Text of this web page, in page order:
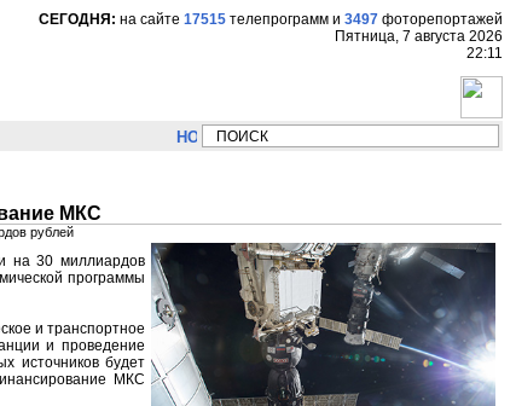
СЕГОДНЯ: на сайте 17515 телепрограмм и 3497 фоторепортажей
Пятница, 7 августа 2026
22:11
НОВОСТИ: Сергей Цыпляев "Мир как никогда
МКС
рублей
на 30 миллиардов
программы
и транспортное
и проведение
источников будет
МКС